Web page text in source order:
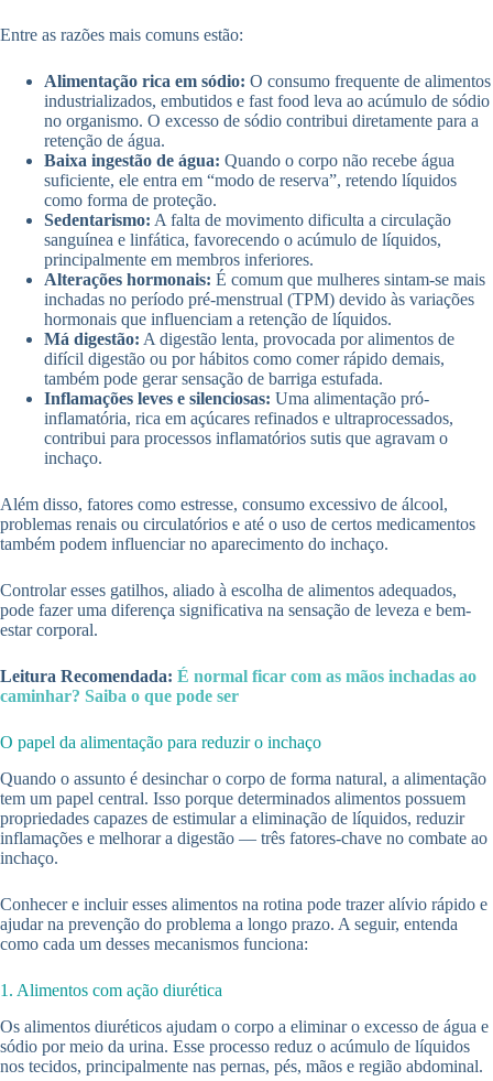
Entre as razões mais comuns estão:
Alimentação rica em sódio: O consumo frequente de alimentos
industrializados, embutidos e fast food leva ao acúmulo de sódio
no organismo. O excesso de sódio contribui diretamente para a
retenção de água.
Baixa ingestão de água: Quando o corpo não recebe água
suficiente, ele entra em “modo de reserva”, retendo líquidos
como forma de proteção.
Sedentarismo: A falta de movimento dificulta a circulação
sanguínea e linfática, favorecendo o acúmulo de líquidos,
principalmente em membros inferiores.
Alterações hormonais: É comum que mulheres sintam-se mais
inchadas no período pré-menstrual (TPM) devido às variações
hormonais que influenciam a retenção de líquidos.
Má digestão: A digestão lenta, provocada por alimentos de
difícil digestão ou por hábitos como comer rápido demais,
também pode gerar sensação de barriga estufada.
Inflamações leves e silenciosas: Uma alimentação pró-
inflamatória, rica em açúcares refinados e ultraprocessados,
contribui para processos inflamatórios sutis que agravam o
inchaço.
Além disso, fatores como estresse, consumo excessivo de álcool,
problemas renais ou circulatórios e até o uso de certos medicamentos
também podem influenciar no aparecimento do inchaço.
Controlar esses gatilhos, aliado à escolha de alimentos adequados,
pode fazer uma diferença significativa na sensação de leveza e bem-
estar corporal.
Leitura Recomendada: É normal ficar com as mãos inchadas ao
caminhar? Saiba o que pode ser
O papel da alimentação para reduzir o inchaço
Quando o assunto é desinchar o corpo de forma natural, a alimentação
tem um papel central. Isso porque determinados alimentos possuem
propriedades capazes de estimular a eliminação de líquidos, reduzir
inflamações e melhorar a digestão — três fatores-chave no combate ao
inchaço.
Conhecer e incluir esses alimentos na rotina pode trazer alívio rápido e
ajudar na prevenção do problema a longo prazo. A seguir, entenda
como cada um desses mecanismos funciona:
1. Alimentos com ação diurética
Os alimentos diuréticos ajudam o corpo a eliminar o excesso de água e
sódio por meio da urina. Esse processo reduz o acúmulo de líquidos
nos tecidos, principalmente nas pernas, pés, mãos e região abdominal.